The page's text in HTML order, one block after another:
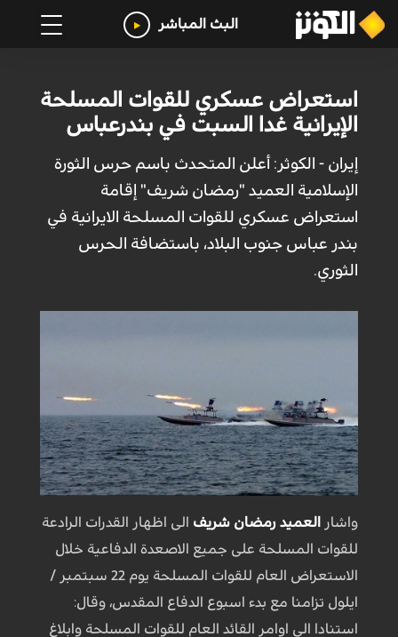
البث المباشر
استعراض عسكري للقوات المسلحة
الإيرانية غدا السبت في بندرعباس
إيران - الكوثر: أعلن المتحدث باسم حرس الثورة
الإسلامية العميد "رمضان شريف" إقامة
استعراض عسكري للقوات المسلحة الايرانية في
بندر عباس جنوب البلاد، باستضافة الحرس
الثوري.
واشار العميد رمضان شريف الى اظهار القدرات الرادعة
للقوات المسلحة على جميع الاصعدة الدفاعية خلال
الاستعراض العام للقوات المسلحة يوم 22 سبتمبر /
ايلول تزامنا مع بدء اسبوع الدفاع المقدس، وقال:
استنادا الى اوامر القائد العام للقوات المسلحة وابلاغ